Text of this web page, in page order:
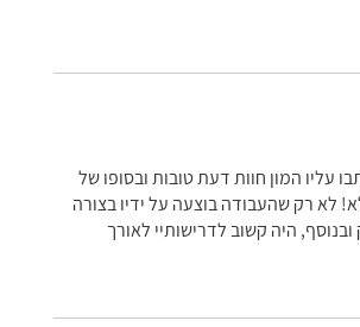
המון חוות דעת טובות ובסופו של
לא רק שהעבודה בוצעה על ידיו בצורה
היה קשוב לדרישותיי לאורך